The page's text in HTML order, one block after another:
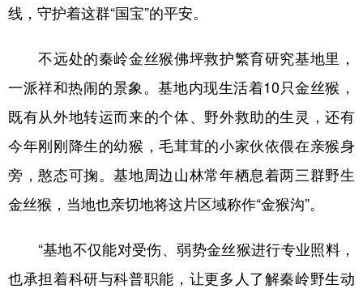
线，守护着这群“国宝”的平安。
不远处的秦岭金丝猴佛坪救护繁育研究基地里，
一派祥和热闹的景象。基地内现生活着10只金丝猴，
既有从外地转运而来的个体、野外救助的生灵，还有
今年刚刚降生的幼猴，毛茸茸的小家伙依偎在亲猴身
旁，憨态可掬。基地周边山林常年栖息着两三群野生
金丝猴，当地也亲切地将这片区域称作“金猴沟”。
“基地不仅能对受伤、弱势金丝猴进行专业照料，
也承担着科研与科普职能，让更多人了解秦岭野生动